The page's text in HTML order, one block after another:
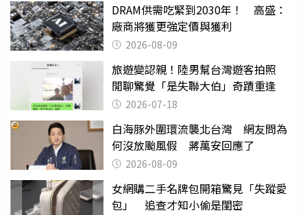
DRAM供需吃緊到2030年！ 高盛：
廠商將獲更強定價與獲利
2026-08-09
旅遊變認親！陸男幫台灣遊客拍照
閒聊驚覺「是失聯大伯」奇蹟重逢
2026-07-18
白海豚外圍環流襲北台灣 網友問為
何沒放颱風假 蔣萬安回應了
2026-08-09
女網購二手名牌包開箱驚見「失蹤愛
包」 追查才知小偷是閨密